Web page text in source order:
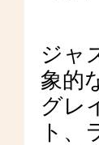
ジャ
象的
グレ
ト、